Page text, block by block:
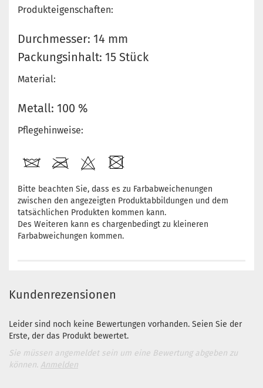
Produkteigenschaften:
Durchmesser: 14 mm
Packungsinhalt: 15 Stück
Material:
Metall: 100 %
Pflegehinweise:
Bitte beachten Sie, dass es zu Farbabweichenungen
zwischen den angezeigten Produktabbildungen und dem
tatsächlichen Produkten kommen kann.
Des Weiteren kann es chargenbedingt zu kleineren
Farbabweichungen kommen.
Kundenrezensionen
Leider sind noch keine Bewertungen vorhanden. Seien Sie der
Erste, der das Produkt bewertet.
Sie müssen angemeldet sein um eine Bewertung abgeben zu
können. Anmelden